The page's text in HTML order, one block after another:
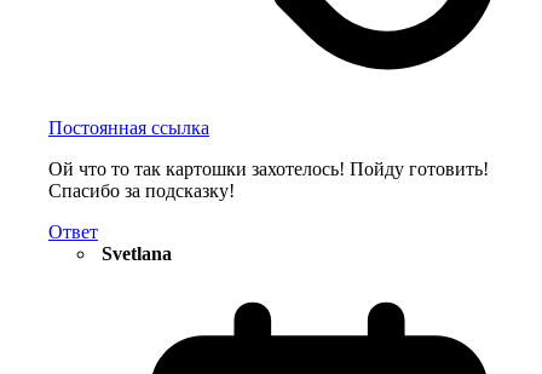
Постоянная ссылка
Ой что то так картошки захотелось! Пойду готовить!
Спасибо за подсказку!
Ответ
Svetlana